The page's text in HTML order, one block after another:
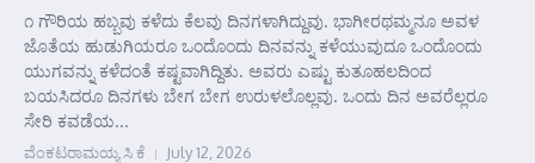
೧ ಗೌರಿಯ ಹಬ್ಬವು ಕಳೆದು ಕೆಲವು ದಿನಗಳಾಗಿದ್ದುವು. ಭಾಗೀರಥಮ್ಮನೂ ಅವಳ
ಜೊತೆಯ ಹುಡುಗಿಯರೂ ಒಂದೊಂದು ದಿನವನ್ನು ಕಳೆಯುವುದೂ ಒಂದೊಂದು
ಯುಗವನ್ನು ಕಳೆದಂತೆ ಕಷ್ಟವಾಗಿದ್ದಿತು. ಅವರು ಎಷ್ಟು ಕುತೂಹಲದಿಂದ
ಬಯಸಿದರೂ ದಿನಗಳು ಬೇಗ ಬೇಗ ಉರುಳಲೊಲ್ಲವು. ಒಂದು ದಿನ ಅವರೆಲ್ಲರೂ
ಸೇರಿ ಕವಡೆಯ...
ವೆಂಕಟರಾಮಯ್ಯ ಸಿ ಕೆ July 12, 2026